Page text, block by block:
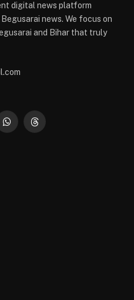
digital news platform
news. We focus on
and Bihar that truly
WhatsAppThreads